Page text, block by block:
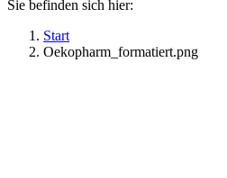
Sie befinden sich hier:
Start
Oekopharm_formatiert.png